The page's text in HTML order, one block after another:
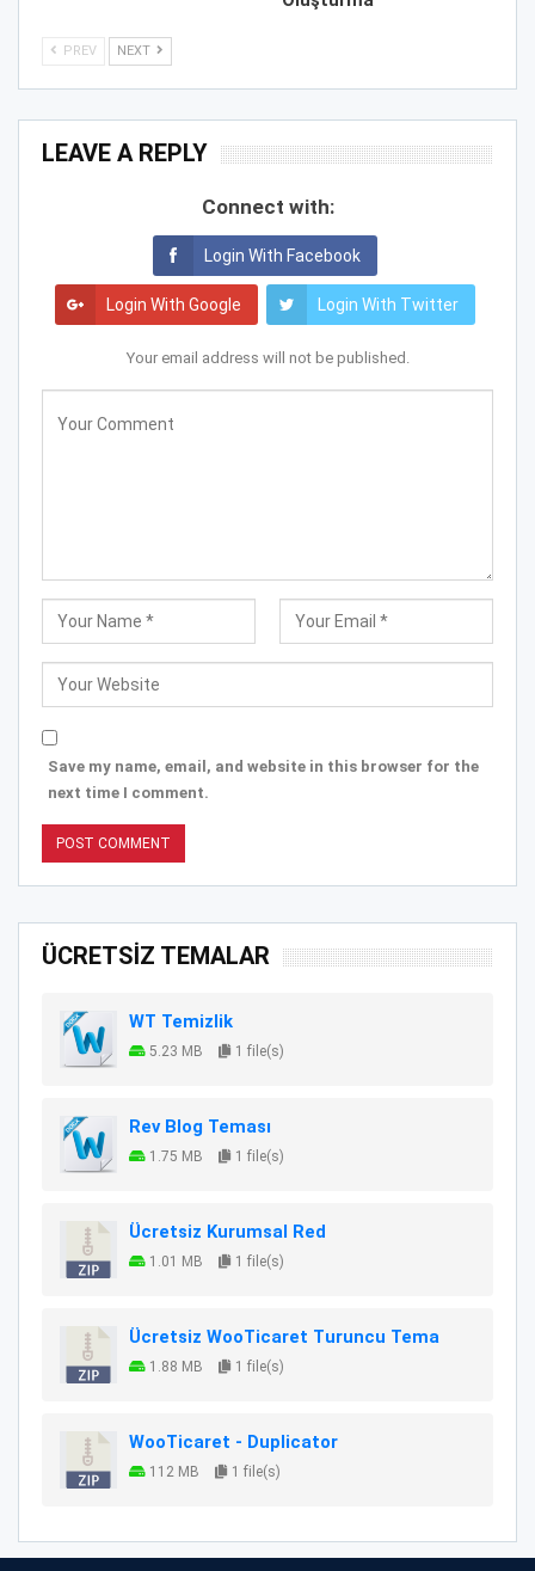
PREV NEXT
LEAVE A REPLY
Connect with:
Login With Facebook
Login With Google Login With Twitter
Your email address will not be published.
Save my name, email, and website in this browser for the
next time I comment.
ÜCRETSİZ TEMALAR
WT Temizlik
5.23 MB 1 file(s)
Rev Blog Teması
1.75 MB 1 file(s)
Ücretsiz Kurumsal Red
1.01 MB 1 file(s)
Ücretsiz WooTicaret Turuncu Tema
1.88 MB 1 file(s)
WooTicaret - Duplicator
112 MB 1 file(s)